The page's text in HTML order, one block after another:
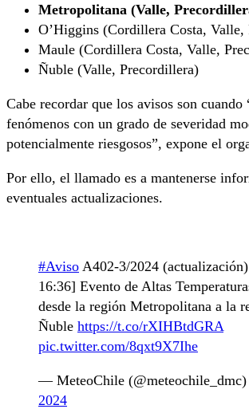
Metropolitana (Valle,
O’Higgins (Cordillera Costa, Valle,
Maule (Cordillera Costa, Valle,
Ñuble (Valle, Precordillera)
Cabe recordar que los avisos son cuando
fenómenos con un grado de severidad
potencialmente riesgosos”, expone el
Por ello, el llamado es a mantenerse
eventuales actualizaciones.
#Aviso A402-3/2024
16:36] Evento de Altas
desde la región Metropolitana a la
Ñuble https://t.co/rXIHBtdGRA
pic.twitter.com/8qxt9X7Ihe
— MeteoChile (@meteochile_dmc)
2024